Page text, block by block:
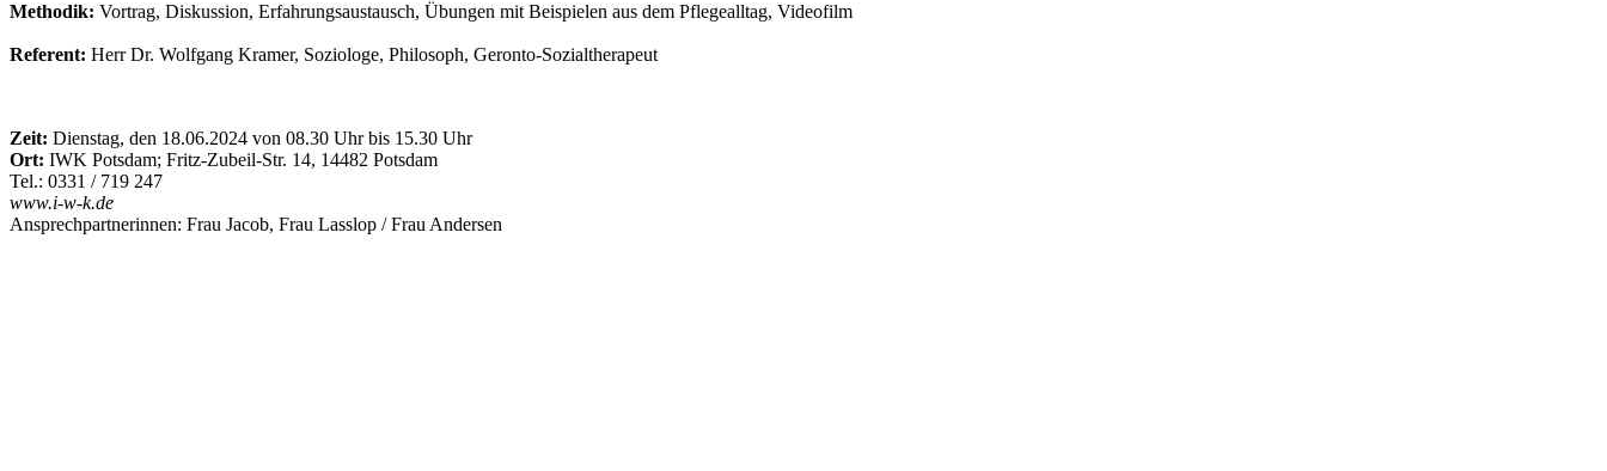
Methodik: Vortrag, Diskussion, Erfahrungsaustausch, Übungen mit Beispielen aus dem Pflegealltag, Videofilm
Referent: Herr Dr. Wolfgang Kramer, Soziologe, Philosoph, Geronto-Sozialtherapeut
Zeit: Dienstag, den 18.06.2024 von 08.30 Uhr bis 15.30 Uhr
Ort: IWK Potsdam; Fritz-Zubeil-Str. 14, 14482 Potsdam
Tel.: 0331 / 719 247
www.i-w-k.de
Ansprechpartnerinnen: Frau Jacob, Frau Lasslop / Frau Andersen